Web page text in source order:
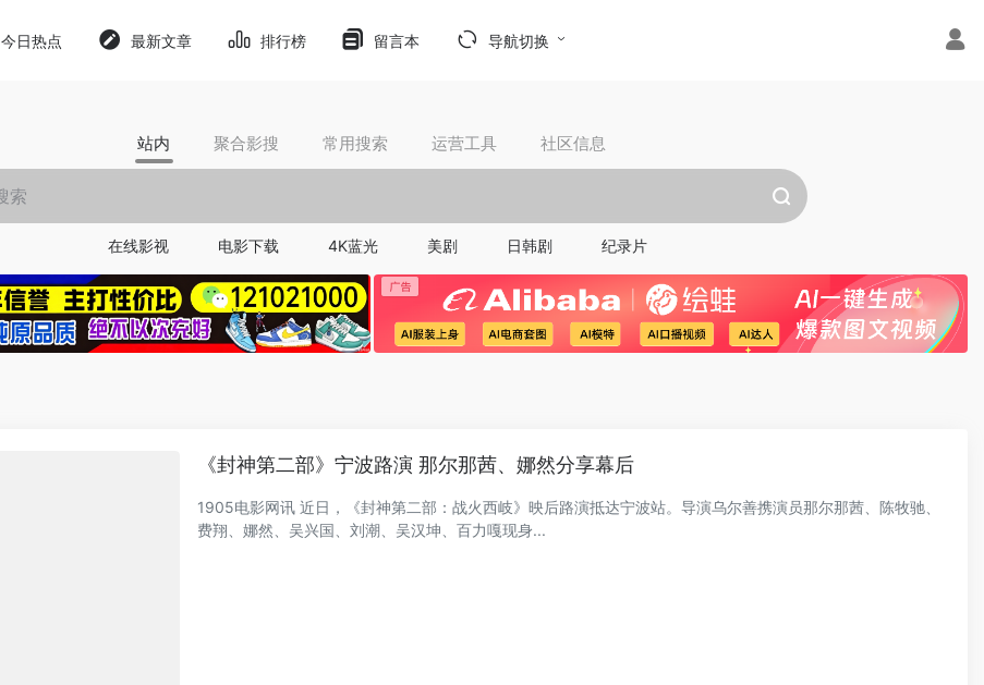
今日热点 最新文章 排行榜 留言本 导航切换
站内 聚合影搜 常用搜索 运营工具 社区信息
在线影视 电影下载 4K蓝光 美剧 日韩剧 纪录片
《封神第二部》宁波路演 那尔那茜、娜然分享幕后
1905电影网讯 近日，《封神第二部：战火西岐》映后路演抵达宁波站。导演乌尔善携演员那尔那茜、陈牧驰、
费翔、娜然、吴兴国、刘潮、吴汉坤、百力嘎现身...